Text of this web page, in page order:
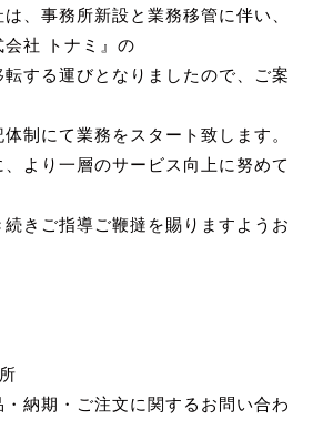
務所新設と業務移管に伴い、
社 トナミ』の
運びとなりましたので、ご案
て業務をスタート致します。
一層のサービス向上に努めて
指導ご鞭撻を賜りますようお
・ご注文に関するお問い合わ